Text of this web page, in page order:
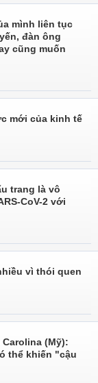
mình liên tục
đàn ông
cũng muốn
mới của kinh tế
trang là vô
CoV-2 với
vì thói quen
(Mỹ):
thể khiến "cậu